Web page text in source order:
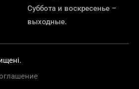
Суббота и воскресенье –
выходные.